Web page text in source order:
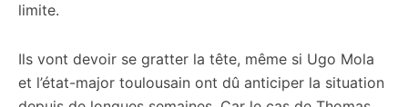
limite.
Ils vont devoir se gratter la tête, même si Ugo Mola
et l’état-major toulousain ont dû anticiper la situation